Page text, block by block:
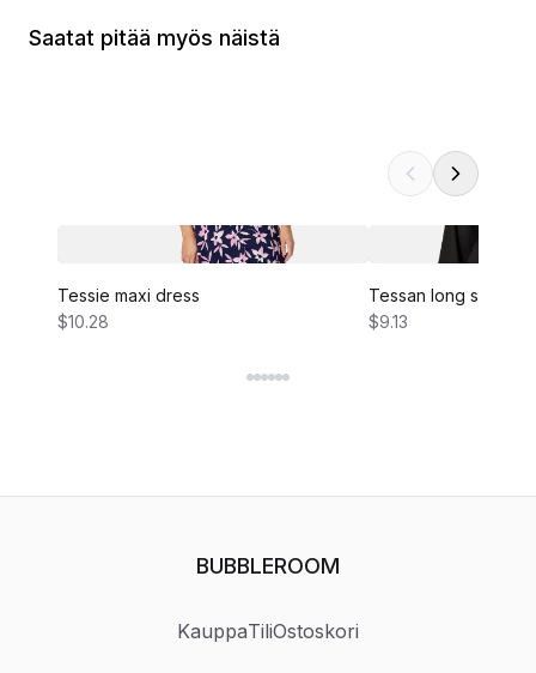
Saatat pitää myös näistä
Tessie maxi dress
$10.28
Tessan long sleeve
$9.13
BUBBLEROOM
KauppaTiliOstoskori